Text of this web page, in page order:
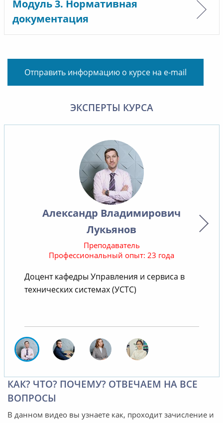
Модуль 3. Нормативная
документация
Отправить информацию о курсе на e-mail
ЭКСПЕРТЫ КУРСА
Александр Владимирович
Лукьянов
Преподаватель
Профессиональный опыт: 23 года
Доцент кафедры Управления и сервиса в
технических системах (УСТС)
КАК? ЧТО? ПОЧЕМУ? ОТВЕЧАЕМ НА ВСЕ
ВОПРОСЫ
В данном видео вы узнаете как, проходит зачисление и